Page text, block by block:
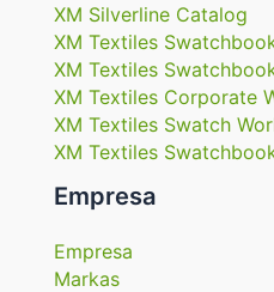
XM Silverline Catalog
XM Textiles
XM Textiles
XM Textiles Corporate
XM Textiles Swatch
XM Textiles
Empresa
Empresa
Markas